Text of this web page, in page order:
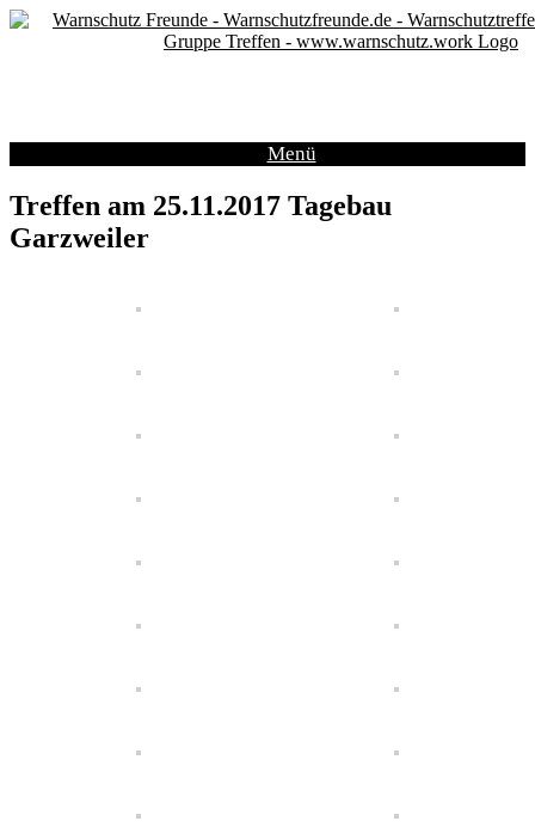
Zum
Menü
Treffen am 25.11.2017 Tagebau
Garzweiler